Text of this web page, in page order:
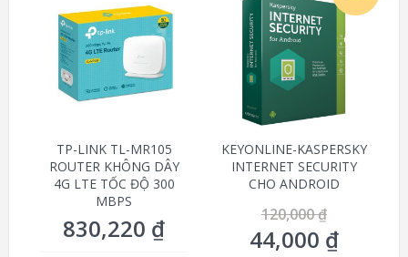
TP-LINK TL-MR105
ROUTER KHÔNG DÂY
4G LTE TỐC ĐỘ 300
MBPS
830,220 ₫
GIÁ!
KEYONLINE-KASPERSKY
INTERNET SECURITY
CHO ANDROID
120,000₫
44,000 ₫